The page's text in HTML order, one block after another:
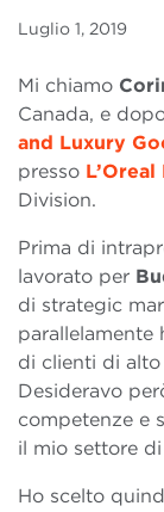
Luglio 1, 2019
Mi chiamo
Canada, e
and Luxury
presso L’Oreal
Division.
Prima di
lavorato per
di strategic
parallelamente
di clienti di
Desideravo
competenze e
il mio settore di
Ho scelto